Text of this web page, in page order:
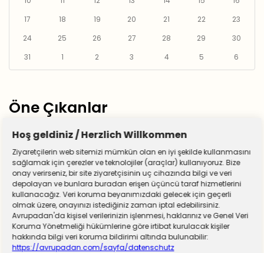
17
18 19 20 21 22
23
24
25 26 27 28 29
30
31
1 2 3 4 5 6
Öne Çıkanlar
Hoş geldiniz / Herzlich Willkommen
Ziyaretçilerin web sitemizi mümkün olan en iyi şekilde kullanmasını
sağlamak için çerezler ve teknolojiler (araçlar) kullanıyoruz. Bize
onay verirseniz, bir site ziyaretçisinin uç cihazında bilgi ve veri
depolayan ve bunlara buradan erişen üçüncü taraf hizmetlerini
kullanacağız. Veri koruma beyanımızdaki gelecek için geçerli
olmak üzere, onayınızı istediğiniz zaman iptal edebilirsiniz.
Avrupadan'da kişisel verilerinizin işlenmesi, haklarınız ve Genel Veri
Koruma Yönetmeliği hükümlerine göre irtibat kurulacak kişiler
hakkında bilgi veri koruma bildirimi altında bulunabilir:
https://avrupadan.com/sayfa/datenschutz